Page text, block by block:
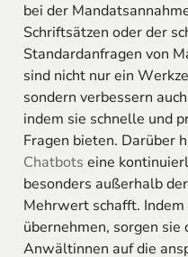
bei der
Schriftsätzen oder der
Standardanfragen von
sind nicht nur ein
sondern verbessern
indem sie schnelle und
Fragen bieten. Darüber
Chatbots eine
besonders außerhalb
Mehrwert schafft.
übernehmen, sorgen
Anwältinnen auf die